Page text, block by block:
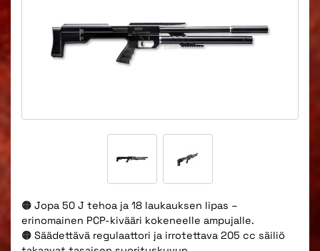
🟠 Jopa 50 J tehoa ja 18 laukauksen lipas –
erinomainen PCP-kivääri kokeneelle ampujalle.
🟠 Säädettävä regulaattori ja irrotettava 205 cc säiliö